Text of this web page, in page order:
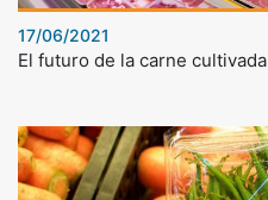
17/06/2021
El futuro de la carne cultivada